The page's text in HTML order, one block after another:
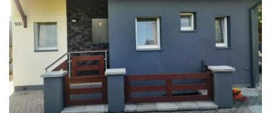
Marek Petruželka
Studýnka 131
Hronov
549 46
+420 731561027